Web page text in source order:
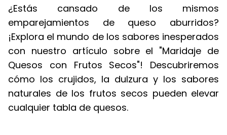
¿Estás cansado de los mismos
emparejamientos de queso aburridos?
¡Explora el mundo de los sabores inesperados
con nuestro artículo sobre el "Maridaje de
Quesos con Frutos Secos"! Descubriremos
cómo los crujidos, la dulzura y los sabores
naturales de los frutos secos pueden elevar
cualquier tabla de quesos.